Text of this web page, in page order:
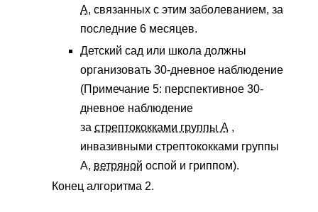
А, связанных с этим заболеванием, за
последние 6 месяцев.
Детский сад или школа должны
организовать 30-дневное наблюдение
(Примечание 5: перспективное 30-
дневное наблюдение
за стрептококками группы А ,
инвазивными стрептококками группы
А, ветряной оспой и гриппом).
Конец алгоритма 2.